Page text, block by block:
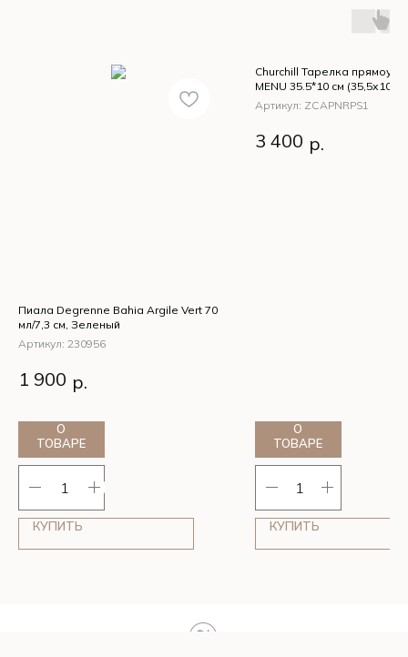
Пиала Degrenne Bahia Argile Vert 70
мл/7,3 см, Зеленый
Артикул: 230956
Пиала Degrenne Bahia
Argile Vert 70 мл/7,3 см,
1 900 р.
О
ТОВАРЕ
КУПИТЬ
Churchill Тарелка
MENU 35.5*10 см
фарфор)
Артикул: ZCAPNRPS1
Churchill Тарелка
прямоугольная
3 400 р.
О
ТОВАРЕ
КУПИТЬ